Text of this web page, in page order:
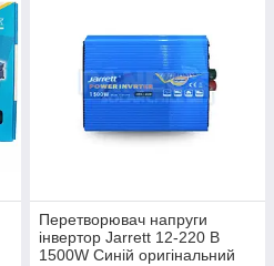
Перетворювач напруги
інвертор Jarrett 12-220 В
1500W Синій оригінальний